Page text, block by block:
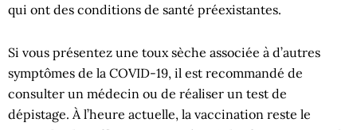
qui ont des conditions de santé préexistantes.
Si vous présentez une toux sèche associée à d’autres
symptômes de la COVID-19, il est recommandé de
consulter un médecin ou de réaliser un test de
dépistage. À l’heure actuelle, la vaccination reste le